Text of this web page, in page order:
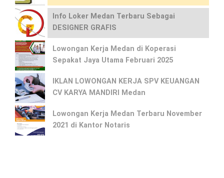
Info Loker Medan Terbaru Sebagai
DESIGNER GRAFIS
Lowongan Kerja Medan di Koperasi
Sepakat Jaya Utama Februari 2025
IKLAN LOWONGAN KERJA SPV KEUANGAN
CV KARYA MANDIRI Medan
Lowongan Kerja Medan Terbaru November
2021 di Kantor Notaris